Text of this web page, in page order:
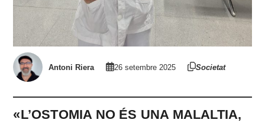
Antoni Riera 26 setembre 2025 Societat
«L’OSTOMIA NO ÉS UNA MALALTIA,